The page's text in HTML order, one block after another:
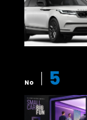
No 5